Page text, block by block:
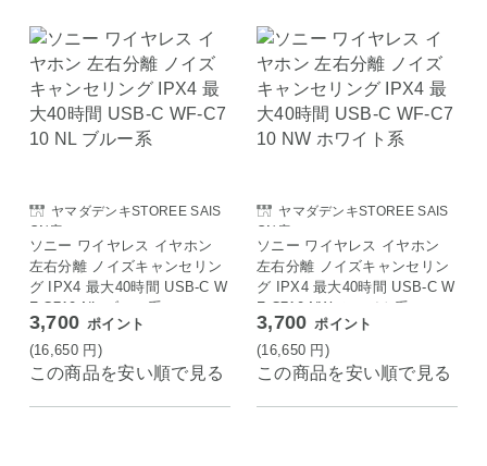
ヤマダデンキSTOREE SAIS
ON店
ソニー ワイヤレス イヤホン
左右分離 ノイズキャンセリン
グ IPX4 最大40時間 USB-C W
F-C710 NL ブルー系
3,700 ポイント
(16,650 円)
この商品を安い順で見る
ヤマダデンキSTOREE SAIS
ON店
ソニー ワイヤレス イヤホン
左右分離 ノイズキャンセリン
グ IPX4 最大40時間 USB-C W
F-C710 NW ホワイト系
3,700 ポイント
(16,650 円)
この商品を安い順で見る